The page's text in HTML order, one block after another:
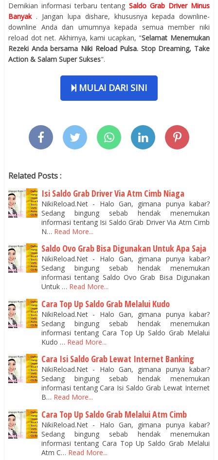
Demikian informasi terbaru tentang Saldo Grab Driver Minus
Banyak . Jangan lupa dishare, khususnya kepada downline-
downline Anda dan umumnya kepada semua member niki
reload dot net. Akhirnya, kami ucapkan, "Selamat Menemukan
Rezeki Anda bersama Niki Reload Pulsa. Stop Dreaming, Take
Action & Salam Super Sukses".
MULAI DARI SINI
Related Posts :
Isi Saldo Grab Driver Via Atm Cimb Niaga
NikiReload.Net - Halo Gan, gimana punya kabar?
Sedang bingung sebab hendak menemukan
informasi tentang Isi Saldo Grab Driver Via Atm Cimb
N… Read More...
Saldo Ovo Grab Bisa Digunakan Untuk Apa Saja
NikiReload.Net - Halo Gan, gimana punya kabar?
Sedang bingung sebab hendak menemukan
informasi tentang Saldo Ovo Grab Bisa Digunakan
Untuk … Read More...
Cara Top Up Saldo Grab Melalui Kudo
NikiReload.Net - Halo Gan, gimana punya kabar?
Sedang bingung sebab hendak menemukan
informasi tentang Cara Top Up Saldo Grab Melalui
Kudo … Read More...
Cara Isi Saldo Grab Lewat Internet Banking
NikiReload.Net - Halo Gan, gimana punya kabar?
Sedang bingung sebab hendak menemukan
informasi tentang Cara Isi Saldo Grab Lewat Internet
B… Read More...
Cara Top Up Saldo Grab Melalui Atm Cimb
NikiReload.Net - Halo Gan, gimana punya kabar?
Sedang bingung sebab hendak menemukan
informasi tentang Cara Top Up Saldo Grab Melalui
Atm C… Read More...